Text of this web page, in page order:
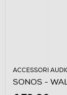
ACCESSORI
SONOS -